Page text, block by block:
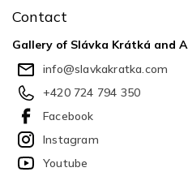
Contact
Gallery of Slávka Krátká and
info@slavkakratka.com
+420 724 794 350
Facebook
Instagram
Youtube